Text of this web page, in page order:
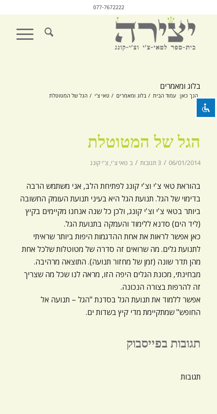
visibility_off השבת את ההבזקים
settings צבע רקע
remove_circle_outline הקטנת גופן
add_circle_outline הגדלת גופן
spellcheck גופן קריא
ניגודיות בהירה
brightness_low ניגודיות כהה
הוסף קו תחתון לקישורים
font_download סמן קישורים
לאפס
את
כל
האפשרויות
077-7672222
בלוג ומאמרים
הנך כאן: עמוד הבית / בלוג ומאמרים / טאי צ'י / הגל של המטוטלת
הגל של המטוטלת
06/01/2014
/ 3 תגובות / ב טאי צ'י, צ'י קונג
בהוראת טאי צ'י וצ'י קונג לפתיחת הלב, אני משתמש הרבה
בדימוי של הגל. תנועת הגל היא בעיני תנועת העומק החשובה
ביותר בטאי צ'י וצ'י קונג, ולכן כל שנה אנחנו מקיימים בקיץ
(ליד הים) סדנא ללימוד והעמקה בתנועת הגל.
כאן אפשר לראות את אחת ההדגמות היפות ביותר שראיתי
לתנועת גלים. מה שרואים זה סדרה של מטוטלות שלכל אחת
מהן תדר שונה (זמן של מחזור תנועה). התוצאה מרהיבה.
מבחינתי, מכונת הגלים היפה הזו, מראה לנו שכל מה שצריך
זה להרפות בצורה הנכונה.
אפשר ללמוד את תנועת הגל בסדנת "הגל – תנועה אל
החופש" שמתקיימת מדי קיץ בשדות ים.
תגובות בפייסבוק
תגובות